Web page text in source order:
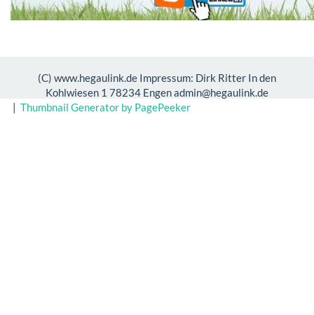
(C) www.hegaulink.de Impressum: Dirk Ritter In den
Kohlwiesen 1 78234 Engen admin@hegaulink.de
| Thumbnail Generator by PagePeeker